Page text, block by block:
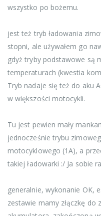
wszystko po bożemu.
jest też tryb ładowania
stopni, ale używałem go
gdyż tryby podstawowe są
temperaturach (kwestia
Tryb nadaje się też do aku
w większości motocykli.
Tu jest pewien mały
jednocześnie trybu
motocyklowego (1A), a
takiej ładowarki :/ Ja sobie
generalnie, wykonanie OK,
zestawie mamy złączkę do